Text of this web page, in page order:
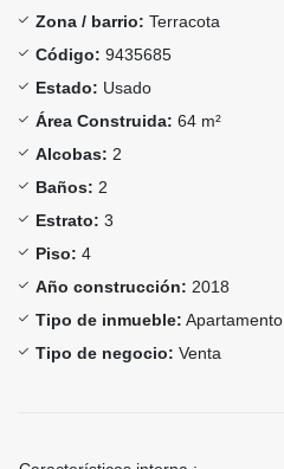
Zona / barrio: Terracota
Código: 9435685
Estado: Usado
Área Construida: 64 m²
Alcobas: 2
Baños: 2
Estrato: 3
Piso: 4
Año construcción: 2018
Tipo de inmueble: Apartamento
Tipo de negocio: Venta